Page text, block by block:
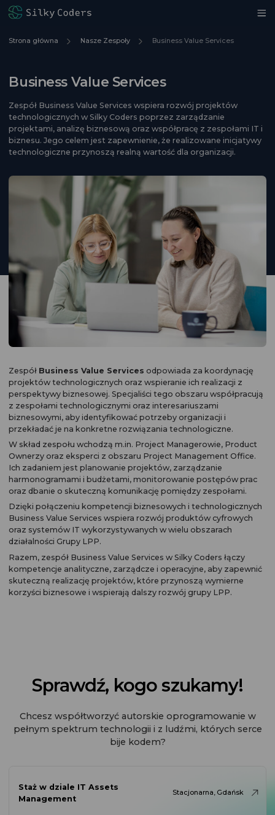
Strona główna Nasze Zespoły Business Value Services
Business Value Services
Zespół Business Value Services wspiera rozwój projektów
technologicznych w Silky Coders poprzez zarządzanie
projektami, analizę biznesową oraz współpracę z zespołami IT i
biznesu. Jego celem jest zapewnienie, że realizowane inicjatywy
technologiczne przynoszą realną wartość dla organizacji.
Zespół Business Value Services odpowiada za koordynację
projektów technologicznych oraz wspieranie ich realizacji z
perspektywy biznesowej. Specjaliści tego obszaru współpracują
z zespołami technologicznymi oraz interesariuszami
biznesowymi, aby identyfikować potrzeby organizacji i
przekładać je na konkretne rozwiązania technologiczne.
W skład zespołu wchodzą m.in. Project Managerowie, Product
Ownerzy oraz eksperci z obszaru Project Management Office.
Ich zadaniem jest planowanie projektów, zarządzanie
harmonogramami i budżetami, monitorowanie postępów prac
oraz dbanie o skuteczną komunikację pomiędzy zespołami.
Dzięki połączeniu kompetencji biznesowych i technologicznych
Business Value Services wspiera rozwój produktów cyfrowych
oraz systemów IT wykorzystywanych w wielu obszarach
działalności Grupy LPP.
Razem, zespół Business Value Services w Silky Coders łączy
kompetencje analityczne, zarządcze i operacyjne, aby zapewnić
skuteczną realizację projektów, które przynoszą wymierne
korzyści biznesowe i wspierają dalszy rozwój grupy LPP.
Sprawdź, kogo szukamy!
Chcesz współtworzyć autorskie oprogramowanie w
pełnym spektrum technologii i z ludźmi, których serce
bije kodem?
Staż w dziale IT Assets
Management
Stacjonarna, Gdańsk